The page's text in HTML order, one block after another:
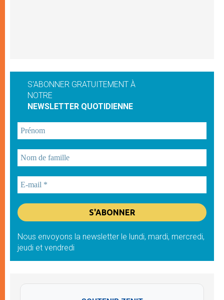
S'ABONNER GRATUITEMENT À
NOTRE
NEWSLETTER QUOTIDIENNE
Nous envoyons la newsletter le lundi, mardi, mercredi,
jeudi et vendredi